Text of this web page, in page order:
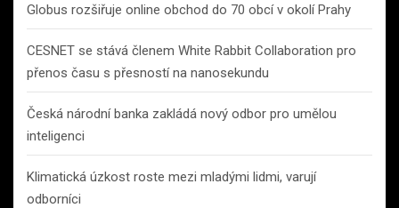
Globus rozšiřuje online obchod do 70 obcí v okolí Prahy
CESNET se stává členem White Rabbit Collaboration pro
přenos času s přesností na nanosekundu
Česká národní banka zakládá nový odbor pro umělou
inteligenci
Klimatická úzkost roste mezi mladými lidmi, varují
odborníci